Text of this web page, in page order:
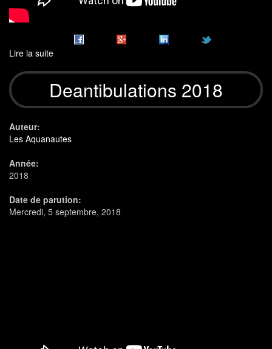
Lire la suite
présentation
de
la
festival
Deantibulations 2018
Auteur:
Les Aquanautes
Année:
2018
Date de parution:
Mercredi, 5 septembre, 2018